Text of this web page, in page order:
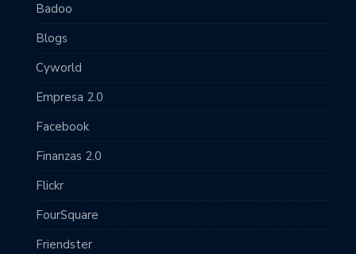
Badoo
Blogs
Cyworld
Empresa 2.0
Facebook
Finanzas 2.0
Flickr
FourSquare
Friendster